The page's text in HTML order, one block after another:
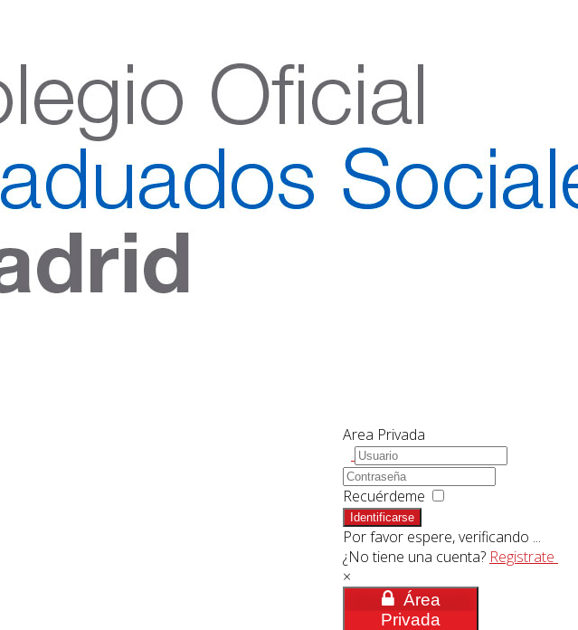
Area Privada
Recuérdeme
Identificarse
Por favor espere, verificando ...
¿No tiene una cuenta? Registrate
×
Área
Privada